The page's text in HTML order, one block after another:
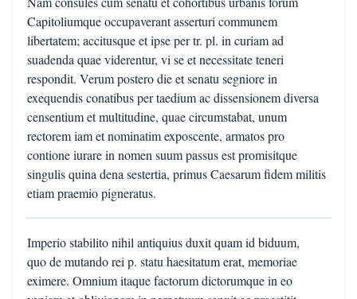
Capitoliumque occupaverant asserturi communem
libertatem; accitusque et ipse per tr. pl. in curiam ad
suadenda quae viderentur, vi se et necessitate teneri
respondit. Verum postero die et senatu segniore in
exequendis conatibus per taedium ac dissensionem diversa
censentium et multitudine, quae circumstabat, unum
rectorem iam et nominatim exposcente, armatos pro
contione iurare in nomen suum passus est promisitque
singulis quina dena sestertia, primus Caesarum fidem militis
etiam praemio pigneratus.
Imperio stabilito nihil antiquius duxit quam id biduum,
quo de mutando rei p. statu haesitatum erat, memoriae
eximere. Omnium itaque factorum dictorumque in eo